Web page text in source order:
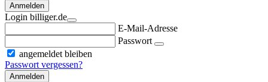
Anmelden
Login billiger.de
E-Mail-Adresse
Passwort
angemeldet bleiben
Passwort vergessen?
Anmelden